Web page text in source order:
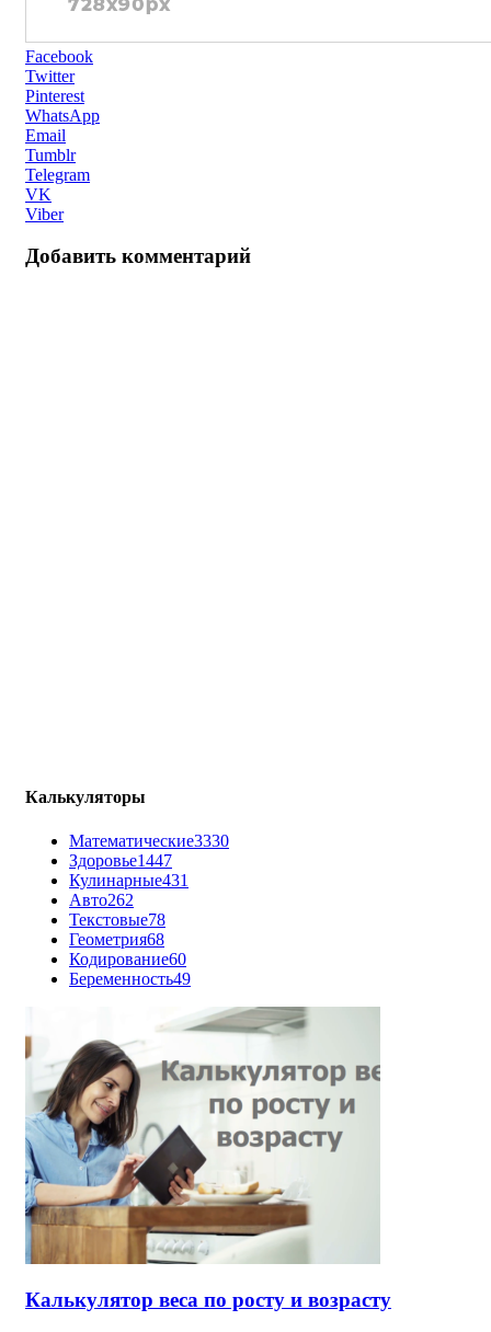
Facebook
Twitter
Pinterest
WhatsApp
Email
Tumblr
Telegram
VK
Viber
Добавить комментарий
Калькуляторы
Математические3330
Здоровье1447
Кулинарные431
Авто262
Текстовые78
Геометрия68
Кодирование60
Беременность49
Калькулятор веса по росту и возрасту